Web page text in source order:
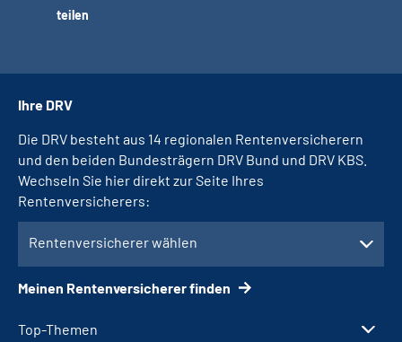
teilen
Top-Themen
Ihre DRV
Die DRV besteht aus 14 regionalen Rentenversicherern
und den beiden Bundesträgern DRV Bund und DRV KBS.
Wechseln Sie hier direkt zur Seite Ihres
Rentenversicherers:
Rentenversicherer wählen
Meinen Rentenversicherer finden